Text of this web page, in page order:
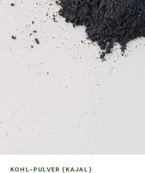
KOHL-PULVER (KAJAL)